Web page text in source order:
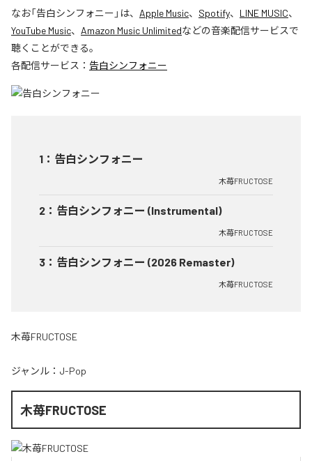
なお「告白シンフォニー 」は、 Apple Music、 Spotify、 LINE MUSIC、
YouTube Music、 Amazon Music Unlimitedなどの音楽配信サービスで
聴くことができる。
各配信サービス： 告白シンフォニー
1 ： 告白シンフォニー
木苺FRUCTOSE
2 ： 告白シンフォニー (Instrumental)
木苺FRUCTOSE
3 ： 告白シンフォニー (2026 Remaster)
木苺FRUCTOSE
木苺FRUCTOSE
ジャンル： J-Pop
木苺FRUCTOSE